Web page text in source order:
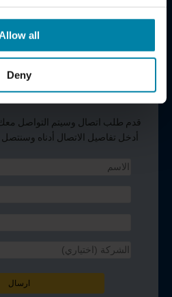
Allow all
Deny
محمد
+966 559986659
طلب
قدم طلب اتصال وسيتم التواصل
أدخل تفاصيل الاتصال أدناه